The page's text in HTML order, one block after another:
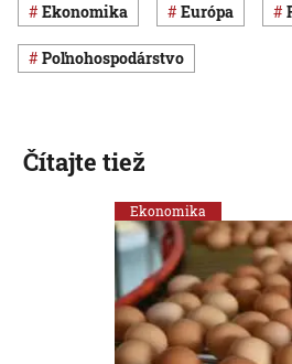
ekonomika Európa
poľnohospodárstvo
Čítajte tiež
Ekonomika